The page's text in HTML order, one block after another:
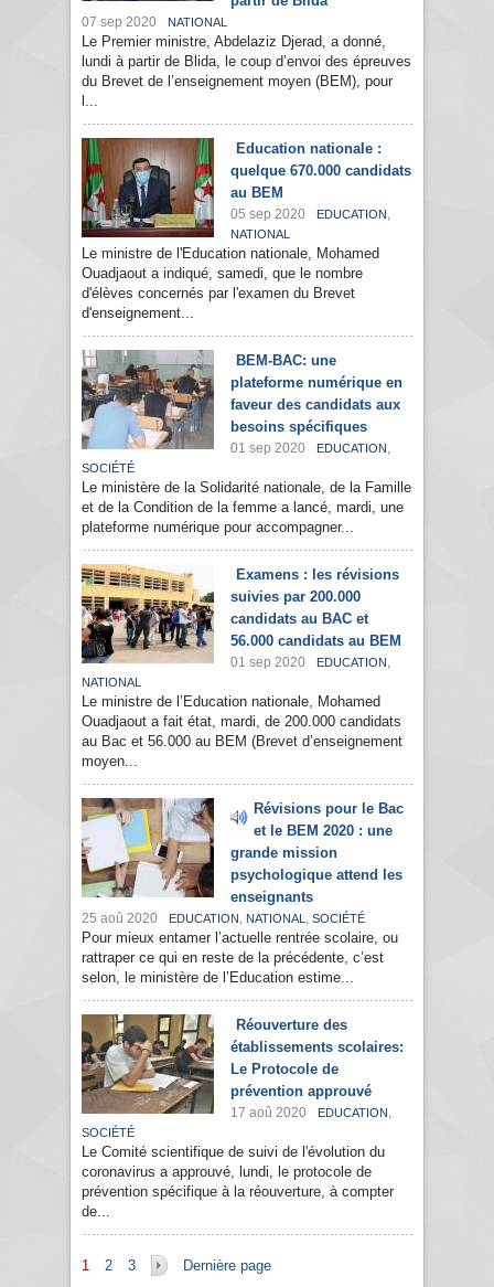
07 sep 2020 NATIONAL
Le Premier ministre, Abdelaziz Djerad, a donné,
lundi à partir de Blida, le coup d’envoi des épreuves
du Brevet de l’enseignement moyen (BEM), pour
l...
Education nationale :
quelque 670.000 candidats
au BEM
05 sep 2020 EDUCATION ,
NATIONAL
Le ministre de l'Education nationale, Mohamed
Ouadjaout a indiqué, samedi, que le nombre
d'élèves concernés par l'examen du Brevet
d'enseignement...
BEM-BAC: une
plateforme numérique en
faveur des candidats aux
besoins spécifiques
01 sep 2020 EDUCATION ,
SOCIÉTÉ
Le ministère de la Solidarité nationale, de la Famille
et de la Condition de la femme a lancé, mardi, une
plateforme numérique pour accompagner...
Examens : les révisions
suivies par 200.000
candidats au BAC et
56.000 candidats au BEM
01 sep 2020 EDUCATION ,
NATIONAL
Le ministre de l’Education nationale, Mohamed
Ouadjaout a fait état, mardi, de 200.000 candidats
au Bac et 56.000 au BEM (Brevet d’enseignement
moyen...
Révisions pour le Bac
et le BEM 2020 : une
grande mission
psychologique attend les
enseignants
25 aoû 2020 EDUCATION , NATIONAL , SOCIÉTÉ
Pour mieux entamer l’actuelle rentrée scolaire, ou
rattraper ce qui en reste de la précédente, c’est
selon, le ministère de l’Education estime...
Réouverture des
établissements scolaires:
Le Protocole de
prévention approuvé
17 aoû 2020 EDUCATION ,
SOCIÉTÉ
Le Comité scientifique de suivi de l'évolution du
coronavirus a approuvé, lundi, le protocole de
prévention spécifique à la réouverture, à compter
de...
Pages
1 2 3 Dernière page